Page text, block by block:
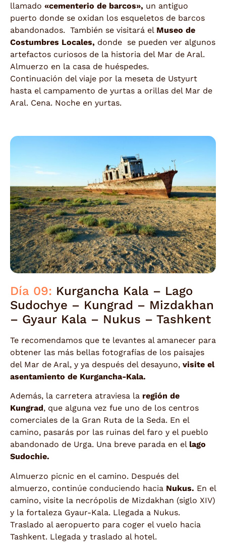
llamado «cementerio de barcos», un antiguo
puerto donde se oxidan los esqueletos de barcos
abandonados. También se visitará el Museo de
Costumbres Locales, donde se pueden ver algunos
artefactos curiosos de la historia del Mar de Aral.
Almuerzo en la casa de huéspedes.
Continuación del viaje por la meseta de Ustyurt
hasta el campamento de yurtas a orillas del Mar de
Aral. Cena. Noche en yurtas.
Día 09: Kurgancha Kala – Lago
Sudochye – Kungrad – Mizdakhan
– Gyaur Kala – Nukus – Tashkent
Te recomendamos que te levantes al amanecer para
obtener las más bellas fotografías de los paisajes
del Mar de Aral, y ya después del desayuno, visite el
asentamiento de Kurgancha-Kala.
Además, la carretera atraviesa la región de
Kungrad, que alguna vez fue uno de los centros
comerciales de la Gran Ruta de la Seda. En el
camino, pasarás por las ruinas del faro y el pueblo
abandonado de Urga. Una breve parada en el lago
Sudochie.
Almuerzo picnic en el camino. Después del
almuerzo, continúe conduciendo hacia Nukus. En el
camino, visite la necrópolis de Mizdakhan (siglo XIV)
y la fortaleza Gyaur-Kala. Llegada a Nukus.
Traslado al aeropuerto para coger el vuelo hacia
Tashkent. Llegada y traslado al hotel.